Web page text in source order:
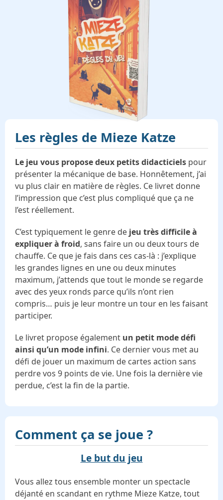
Les règles de Mieze Katze
Le jeu vous propose deux petits didacticiels pour
présenter la mécanique de base. Honnêtement, j’ai
vu plus clair en matière de règles. Ce livret donne
l’impression que c’est plus compliqué que ça ne
l’est réellement.
C’est typiquement le genre de jeu très difficile à
expliquer à froid, sans faire un ou deux tours de
chauffe. Ce que je fais dans ces cas-là : j’explique
les grandes lignes en une ou deux minutes
maximum, j’attends que tout le monde se regarde
avec des yeux ronds parce qu’ils n’ont rien
compris… puis je leur montre un tour en les faisant
participer.
Le livret propose également un petit mode défi
ainsi qu’un mode infini. Ce dernier vous met au
défi de jouer un maximum de cartes action sans
perdre vos 9 points de vie. Une fois la dernière vie
perdue, c’est la fin de la partie.
Comment ça se joue ?
Le but du jeu
Vous allez tous ensemble monter un spectacle
déjanté en scandant en rythme Mieze Katze, tout